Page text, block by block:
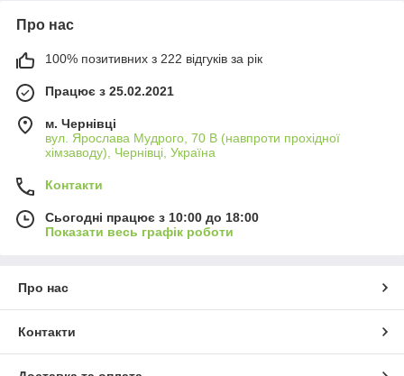
Про нас
100% позитивних з 222 відгуків за рік
Працює з 25.02.2021
м. Чернівці
вул. Ярослава Мудрого, 70 В (навпроти прохідної
хімзаводу), Чернівці, Україна
Контакти
Сьогодні працює з 10:00 до 18:00
Показати весь графік роботи
Про нас
Контакти